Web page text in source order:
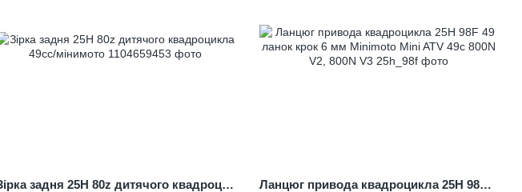
Зірка задня 25H 80z дитячого квадроцикла 49cc/мінимото Ланцюг привода квадроцикла 25H 98F 49 ланок крок 6 мм Minimoto Mini ATV 49c 800N V2, 800N V3